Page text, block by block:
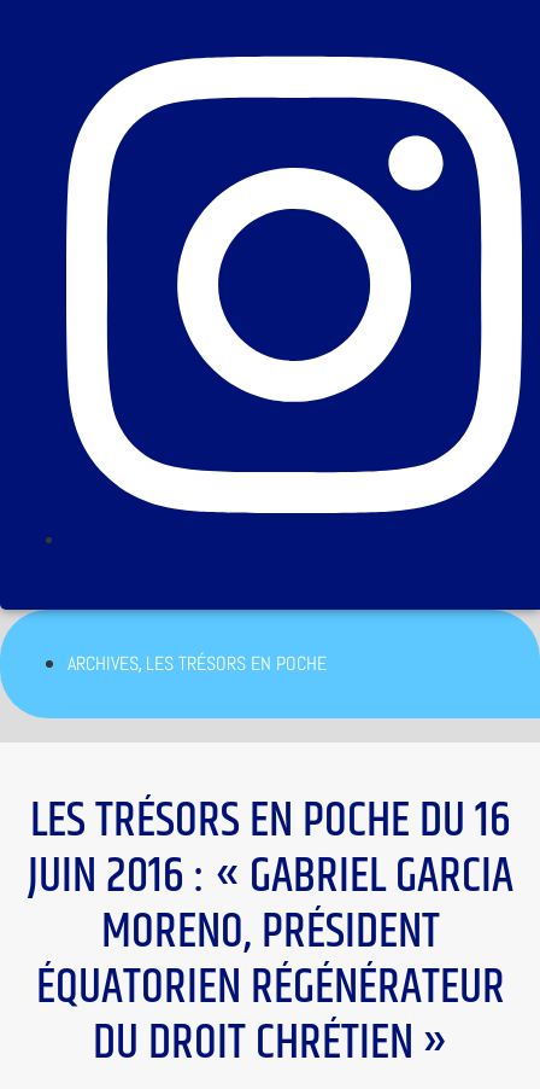
ARCHIVES,LES TRÉSORS EN POCHE
LES TRÉSORS EN POCHE DU 16
JUIN 2016 : « GABRIEL GARCIA
MORENO, PRÉSIDENT
ÉQUATORIEN RÉGÉNÉRATEUR
DU DROIT CHRÉTIEN »